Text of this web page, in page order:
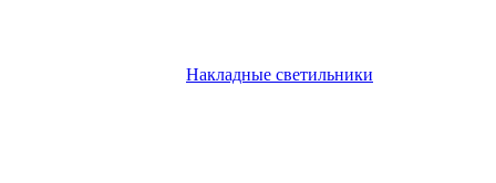
Накладные светильники